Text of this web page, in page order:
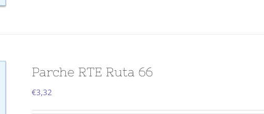
Parche RTE Ruta 66
€3,32